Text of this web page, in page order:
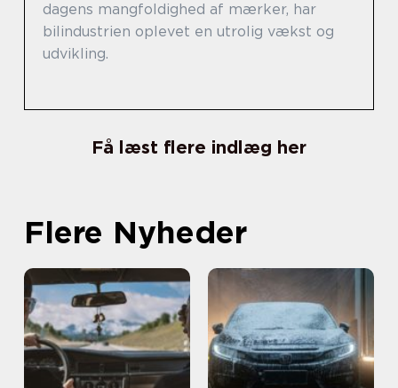
dagens mangfoldighed af mærker, har
bilindustrien oplevet en utrolig vækst og
udvikling.
Få læst flere indlæg her
Flere Nyheder